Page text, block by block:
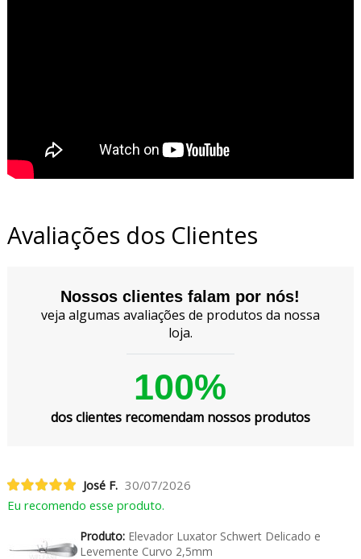
Avaliações dos Clientes
Nossos clientes falam por nós!
veja algumas avaliações de produtos da nossa
loja.
100%
dos clientes recomendam nossos produtos
José F. 30/07/2026
Eu recomendo esse produto.
Produto:Elevador Luxator Schwert Delicado e
Levemente Curvo 2,5mm